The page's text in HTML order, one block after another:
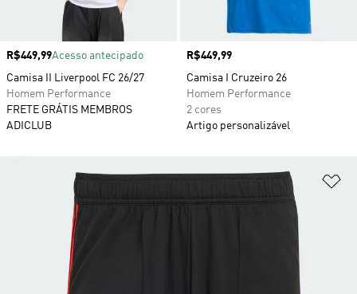
Preço
R$449,99Acesso antecipado
Camisa II Liverpool FC 26/27
Homem Performance
FRETE GRÁTIS MEMBROS
ADICLUB
Preço
R$449,99
Camisa I Cruzeiro 26
Homem Performance
2 cores
Artigo personalizável